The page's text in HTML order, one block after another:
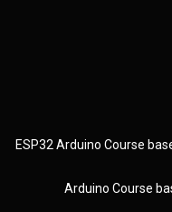
ESP32 Arduino Course
Arduino Course